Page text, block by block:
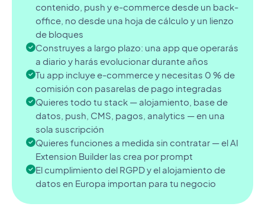
contenido, push y e-commerce desde un back-
office, no desde una hoja de cálculo y un lienzo
de bloques
Construyes a largo plazo: una app que operarás
a diario y harás evolucionar durante años
Tu app incluye e-commerce y necesitas 0 % de
comisión con pasarelas de pago integradas
Quieres todo tu stack — alojamiento, base de
datos, push, CMS, pagos, analytics — en una
sola suscripción
Quieres funciones a medida sin contratar — el AI
Extension Builder las crea por prompt
El cumplimiento del RGPD y el alojamiento de
datos en Europa importan para tu negocio